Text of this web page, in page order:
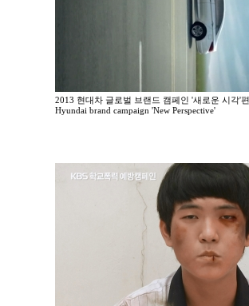
2013 현대차 글로벌 브랜드 캠페인 '새로운 시각'편
Hyundai brand campaign 'New Perspective'